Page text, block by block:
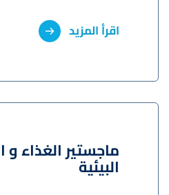
اقرأ المزيد
ماجستير الغذاء
البيئية